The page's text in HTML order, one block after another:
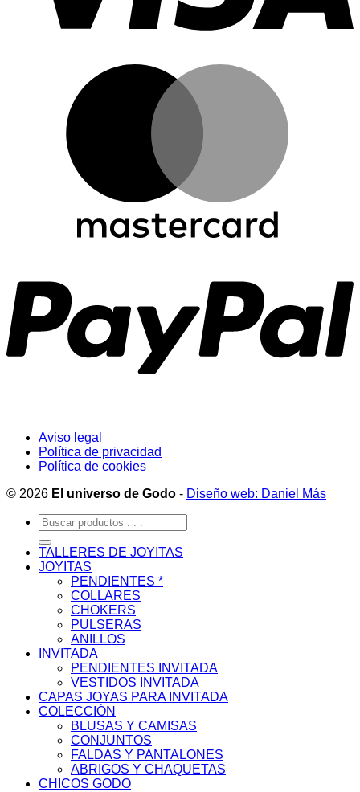
Aviso legal
Política de privacidad
Política de cookies
© 2026 El universo de Godo - Diseño web: Daniel Más
Buscar
por:
TALLERES DE JOYITAS
JOYITAS
PENDIENTES *
COLLARES
CHOKERS
PULSERAS
ANILLOS
INVITADA
PENDIENTES INVITADA
VESTIDOS INVITADA
CAPAS JOYAS PARA INVITADA
COLECCIÓN
BLUSAS Y CAMISAS
CONJUNTOS
FALDAS Y PANTALONES
ABRIGOS Y CHAQUETAS
CHICOS GODO